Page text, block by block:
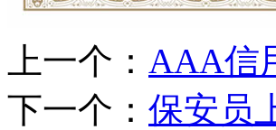
上一个： AAA信
下一个： 保安员